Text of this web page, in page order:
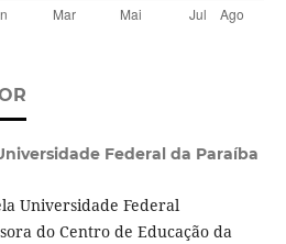
Federal da Paraíba
Universidade Federal
do Centro de Educação da